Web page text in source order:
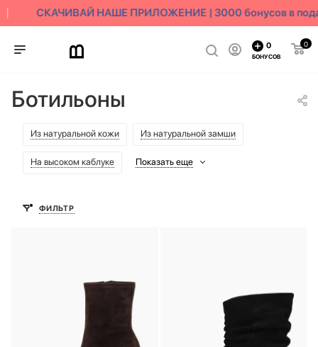
СКАЧИВАЙ НАШЕ ПРИЛОЖЕНИЕ | 3000 бонусов в
0
0
БОНУСОВ
Ботильоны
Из натуральной кожи Из натуральной замши
На высоком каблуке Показать еще
ФИЛЬТР